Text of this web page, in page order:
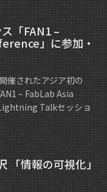
「FAN1 –
」に参加・
催されたアジア初の
– FabLab Asia
Talkセッショ
「情報の可視化」